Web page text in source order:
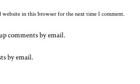
website in this browser for the next time I comment.
comments by email.
by email.